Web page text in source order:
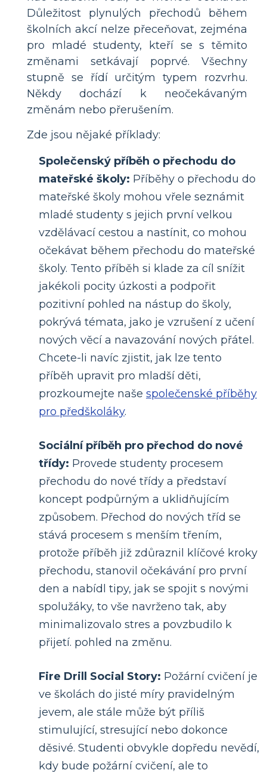
Důležitost plynulých přechodů během
školních akcí nelze přeceňovat, zejména
pro mladé studenty, kteří se s těmito
změnami setkávají poprvé. Všechny
stupně se řídí určitým typem rozvrhu.
Někdy dochází k neočekávaným
změnám nebo přerušením.
Zde jsou nějaké příklady:
Společenský příběh o přechodu do
mateřské školy: Příběhy o přechodu do
mateřské školy mohou vřele seznámit
mladé studenty s jejich první velkou
vzdělávací cestou a nastínit, co mohou
očekávat během přechodu do mateřské
školy. Tento příběh si klade za cíl snížit
jakékoli pocity úzkosti a podpořit
pozitivní pohled na nástup do školy,
pokrývá témata, jako je vzrušení z učení
nových věcí a navazování nových přátel.
Chcete-li navíc zjistit, jak lze tento
příběh upravit pro mladší děti,
prozkoumejte naše společenské příběhy
pro předškoláky.
Sociální příběh pro přechod do nové
třídy: Provede studenty procesem
přechodu do nové třídy a představí
koncept podpůrným a uklidňujícím
způsobem. Přechod do nových tříd se
stává procesem s menším třením,
protože příběh již zdůraznil klíčové kroky
přechodu, stanovil očekávání pro první
den a nabídl tipy, jak se spojit s novými
spolužáky, to vše navrženo tak, aby
minimalizovalo stres a povzbudilo k
přijetí. pohled na změnu.
Fire Drill Social Story: Požární cvičení je
ve školách do jisté míry pravidelným
jevem, ale stále může být příliš
stimulující, stresující nebo dokonce
děsivé. Studenti obvykle dopředu nevědí,
kdy bude požární cvičení, ale to